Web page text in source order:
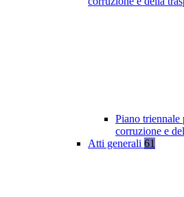
Piano triennale
corruzione e
Atti generali 61